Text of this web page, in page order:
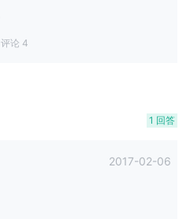
评论 4
1 回答
2017-02-06